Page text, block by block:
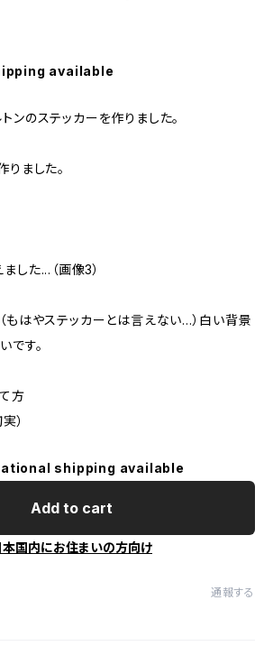
available
ンのステッカーを作りました。
りました。
した...（画像3）
もはやステッカーとは言えない...）白い背景
です。
方
）
shipping available
Add to cart
本国内にお住まいの方向け
通報する